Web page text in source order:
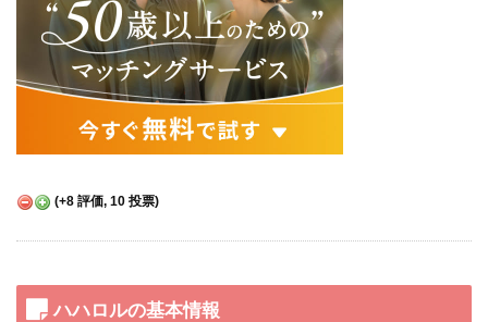
(+8 評価, 10 投票)
ハハロルの基本情報